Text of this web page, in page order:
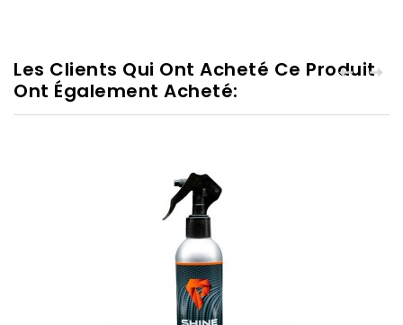
Les Clients Qui Ont Acheté Ce Produit
Ont Également Acheté: